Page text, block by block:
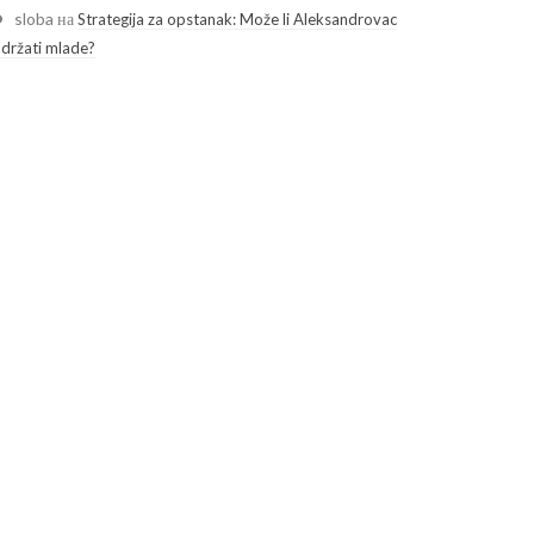
sloba наStrategija za opstanak: Može li Aleksandrovac
mlade?